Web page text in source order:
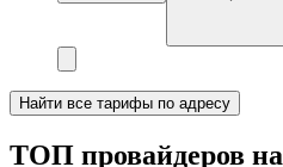
Найти все тарифы по адресу
ТОП провайдеров